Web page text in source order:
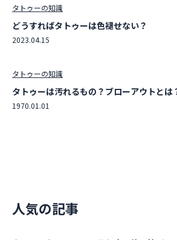
タトゥーの知識
どうすればタトゥーは色褪せない？
2023.04.15
タトゥーの知識
タトゥーは汚れるもの？ブローアウトとは
1970.01.01
人気の記事